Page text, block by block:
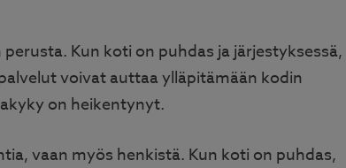
Kun koti on puhdas ja järjestyksessä,
voivat auttaa ylläpitämään kodin
on heikentynyt.
vaan myös henkistä. Kun koti on puhdas,